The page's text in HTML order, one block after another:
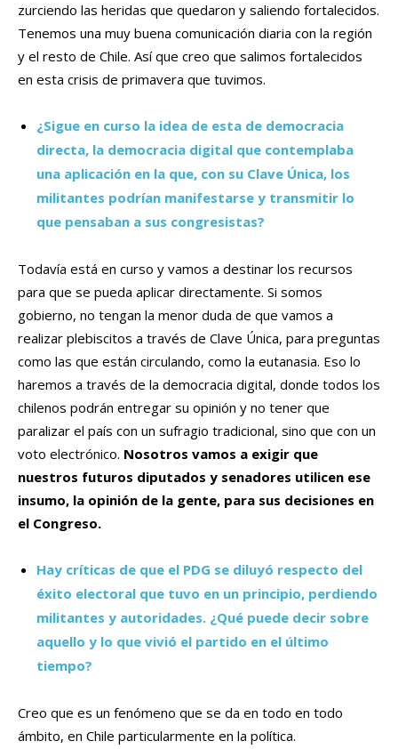
zurciendo las heridas que quedaron y saliendo fortalecidos.
Tenemos una muy buena comunicación diaria con la región
y el resto de Chile. Así que creo que salimos fortalecidos
en esta crisis de primavera que tuvimos.
¿Sigue en curso la idea de esta de democracia
directa, la democracia digital que contemplaba
una aplicación en la que, con su Clave Única, los
militantes podrían manifestarse y transmitir lo
que pensaban a sus congresistas?
Todavía está en curso y vamos a destinar los recursos
para que se pueda aplicar directamente. Si somos
gobierno, no tengan la menor duda de que vamos a
realizar plebiscitos a través de Clave Única, para preguntas
como las que están circulando, como la eutanasia. Eso lo
haremos a través de la democracia digital, donde todos los
chilenos podrán entregar su opinión y no tener que
paralizar el país con un sufragio tradicional, sino que con un
voto electrónico. Nosotros vamos a exigir que
nuestros futuros diputados y senadores utilicen ese
insumo, la opinión de la gente, para sus decisiones en
el Congreso.
Hay críticas de que el PDG se diluyó respecto del
éxito electoral que tuvo en un principio, perdiendo
militantes y autoridades. ¿Qué puede decir sobre
aquello y lo que vivió el partido en el último
tiempo?
Creo que es un fenómeno que se da en todo en todo
ámbito, en Chile particularmente en la política.